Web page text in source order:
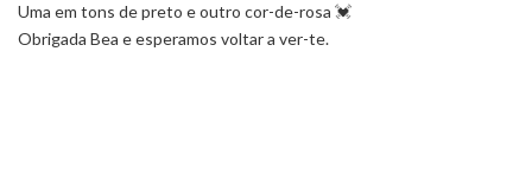
Uma em tons de preto e outro cor-de-rosa 💓
Obrigada Bea e esperamos voltar a ver-te.